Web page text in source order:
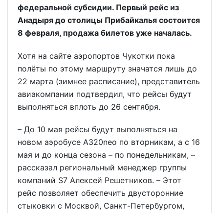
федеральной субсидии. Первый рейс из
Анадыря до столицы Прибайкалья состоится
8 февраля, продажа билетов уже началась.
Хотя на сайте аэропортов Чукотки пока
полёты по этому маршруту значатся лишь до
22 марта (зимнее расписание), представитель
авиакомпании подтвердил, что рейсы будут
выполняться вплоть до 26 сентября.
– До 10 мая рейсы будут выполняться на
новом аэробусе A320neo по вторникам, а с 16
мая и до конца сезона – по понедельникам, –
рассказал региональный менеджер группы
компаний S7 Алексей Решетников. – Этот
рейс позволяет обеспечить двусторонние
стыковки с Москвой, Санкт-Петербургом,